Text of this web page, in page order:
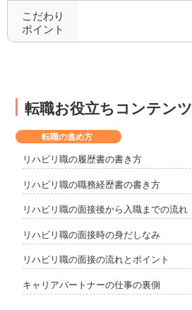
こだわり
ポイント
転職お役立ちコンテンツ
転職の進め方
リハビリ職の履歴書の書き方
リハビリ職の職務経歴書の書き方
リハビリ職の面接後から入職までの流れ
リハビリ職の面接時の身だしなみ
リハビリ職の面接の流れとポイント
キャリアパートナーの仕事の裏側